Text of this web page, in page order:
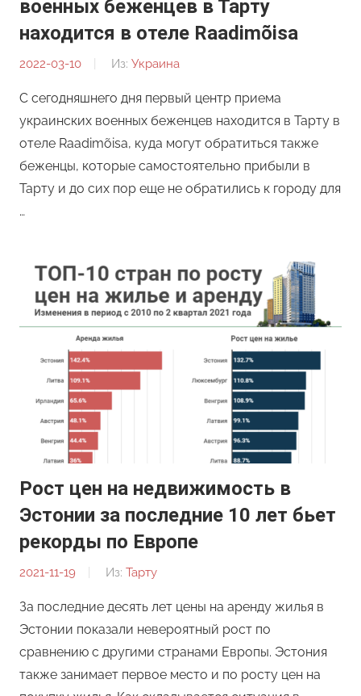
военных беженцев в Тарту
находится в отеле Raadimõisa
2022-03-10
От:
Из: Украина
С сегодняшнего дня первый центр приема
украинских военных беженцев находится в Тарту в
отеле Raadimõisa, куда могут обратиться также
беженцы, которые самостоятельно прибыли в
Тарту и до сих пор еще не обратились к городу для
…
Рост цен на недвижимость в
Эстонии за последние 10 лет бьет
рекорды по Европе
2021-11-19
От:
Из: Тарту
За последние десять лет цены на аренду жилья в
Эстонии показали невероятный рост по
сравнению с другими странами Европы. Эстония
также занимает первое место и по росту цен на